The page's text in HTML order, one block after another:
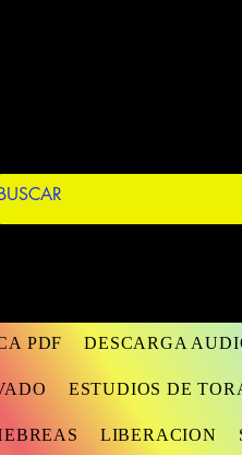
PDF DESCARGA
ESTUDIOS DE
LIBERACION